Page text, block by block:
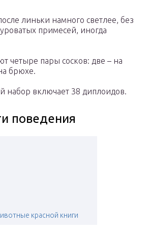
линьки намного светлее, без
примесей, иногда
четыре пары сосков: две – на
брюхе.
набор включает 38 диплоидов.
поведения
красной книги